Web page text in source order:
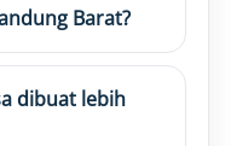
Barat?
dibuat lebih